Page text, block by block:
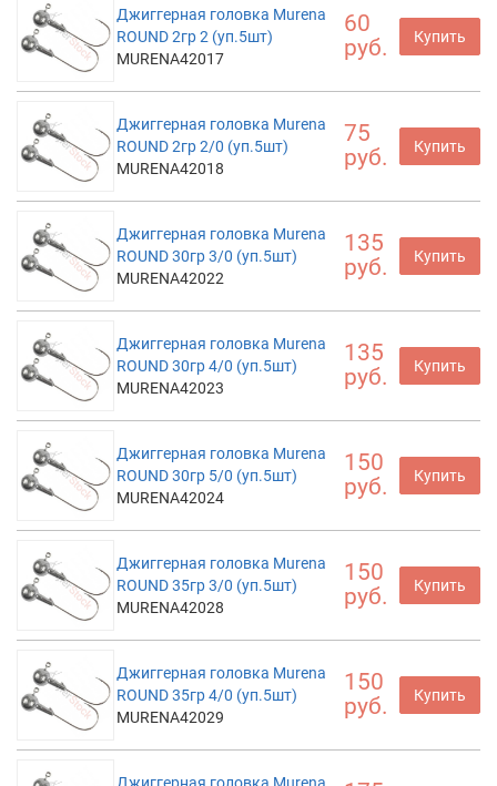
Джиггерная головка Murena
ROUND 2гр 2 (уп.5шт)
MURENA42017
60
руб.
Купить
Джиггерная головка Murena
ROUND 2гр 2/0 (уп.5шт)
MURENA42018
75
руб.
Купить
Джиггерная головка Murena
ROUND 30гр 3/0 (уп.5шт)
MURENA42022
135
руб.
Купить
Джиггерная головка Murena
ROUND 30гр 4/0 (уп.5шт)
MURENA42023
135
руб.
Купить
Джиггерная головка Murena
ROUND 30гр 5/0 (уп.5шт)
MURENA42024
150
руб.
Купить
Джиггерная головка Murena
ROUND 35гр 3/0 (уп.5шт)
MURENA42028
150
руб.
Купить
Джиггерная головка Murena
ROUND 35гр 4/0 (уп.5шт)
MURENA42029
150
руб.
Купить